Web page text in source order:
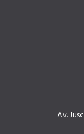
Av.